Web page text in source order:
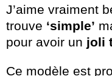
J’aime vraiment
trouve ‘simple’
pour avoir un joli
Ce modèle est